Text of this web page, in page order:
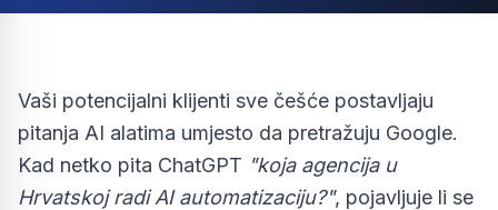
Vaši potencijalni klijenti sve češće postavljaju
pitanja AI alatima umjesto da pretražuju Google.
Kad netko pita ChatGPT "koja agencija u
Hrvatskoj radi AI automatizaciju?", pojavljuje li se